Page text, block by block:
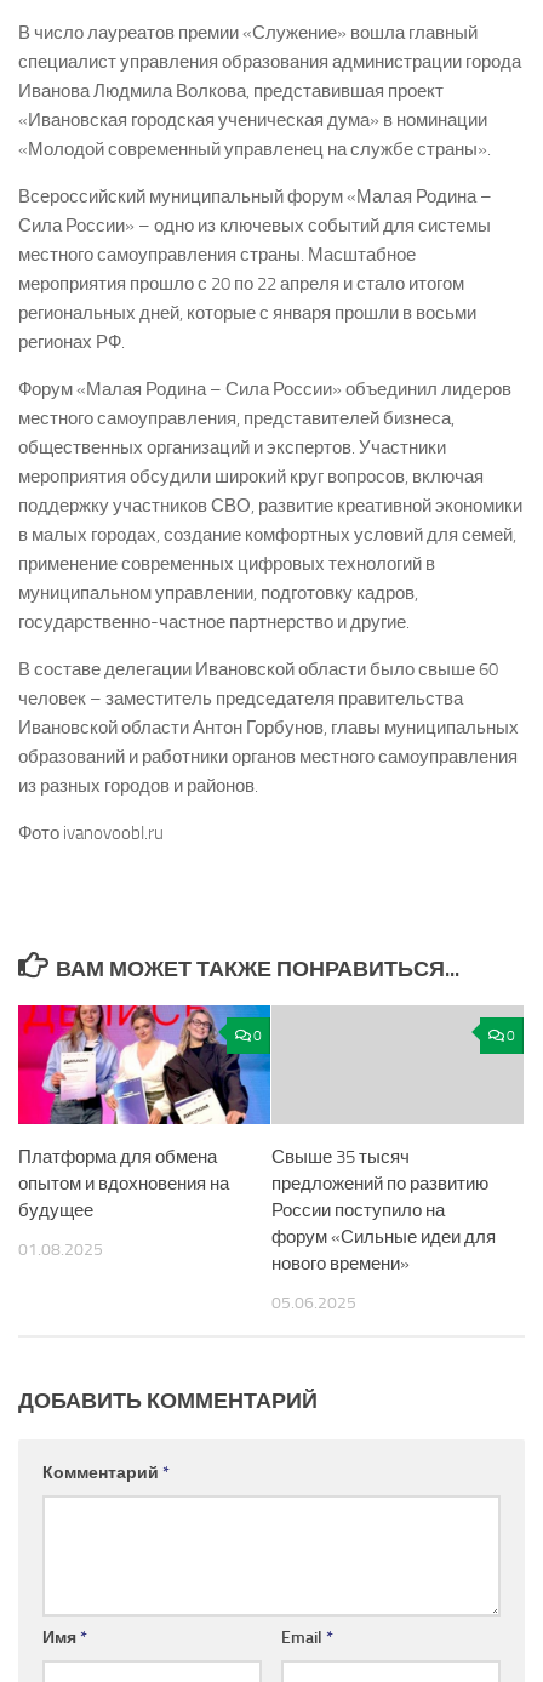
В число лауреатов премии «Служение» вошла главный
специалист управления образования администрации города
Иванова Людмила Волкова, представившая проект
«Ивановская городская ученическая дума» в номинации
«Молодой современный управленец на службе страны».
Всероссийский муниципальный форум «Малая Родина –
Сила России» – одно из ключевых событий для системы
местного самоуправления страны. Масштабное
мероприятия прошло с 20 по 22 апреля и стало итогом
региональных дней, которые с января прошли в восьми
регионах РФ.
Форум «Малая Родина – Сила России» объединил лидеров
местного самоуправления, представителей бизнеса,
общественных организаций и экспертов. Участники
мероприятия обсудили широкий круг вопросов, включая
поддержку участников СВО, развитие креативной экономики
в малых городах, создание комфортных условий для семей,
применение современных цифровых технологий в
муниципальном управлении, подготовку кадров,
государственно-частное партнерство и другие.
В составе делегации Ивановской области было свыше 60
человек – заместитель председателя правительства
Ивановской области Антон Горбунов, главы муниципальных
образований и работники органов местного самоуправления
из разных городов и районов.
Фото ivanovoobl.ru
ВАМ МОЖЕТ ТАКЖЕ ПОНРАВИТЬСЯ...
0
Платформа для обмена
опытом и вдохновения на
будущее
01.08.2025
0
Свыше 35 тысяч
предложений по развитию
России поступило на
форум «Сильные идеи для
нового времени»
05.06.2025
ДОБАВИТЬ КОММЕНТАРИЙ
Комментарий *
Имя* Email *